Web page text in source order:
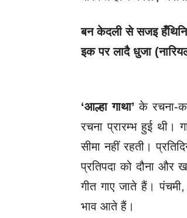
बन केदली से सजइ
इक पर लादै धुजा
‘आल्हा गाथा’ के रचना-
रचना प्रारम्भ हुई थी।
सीमा नहीं रहती।
प्रतिपदा को दौना और
गीत गाए जाते हैं।
भाव आते हैं।